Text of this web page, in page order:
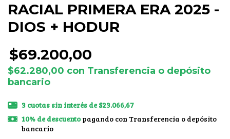
RACIAL PRIMERA ERA 2025 -
DIOS + HODUR
$69.200,00
$62.280,00 con Transferencia o depósito
bancario
3 cuotas sin interés de$23.066,67
10% de descuentopagando con Transferencia o depósito
bancario